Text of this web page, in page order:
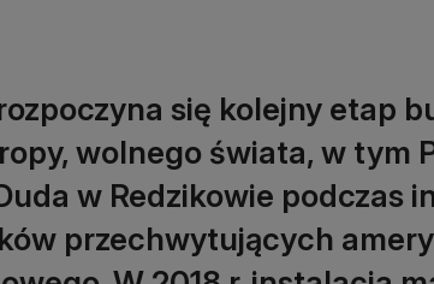
się kolejny etap
wolnego świata, w tym
w Redzikowie podczas
przechwytujących